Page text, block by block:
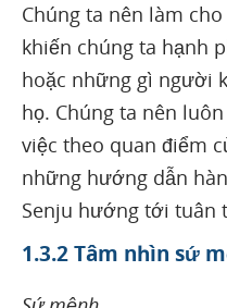
Chúng ta nên làm
khiến chúng ta hạnh
hoặc những gì người
họ. Chúng ta nên
việc theo quan điểm
những hướng dẫn
Senju hướng tới tuân
1.3.2 Tâm nhìn sứ